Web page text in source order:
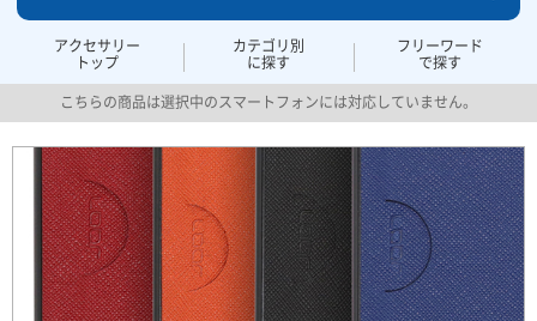
アクセサリー
トップ
カテゴリ別
に探す
フリーワード
で探す
こちらの商品は選択中のスマートフォンには対応していません。